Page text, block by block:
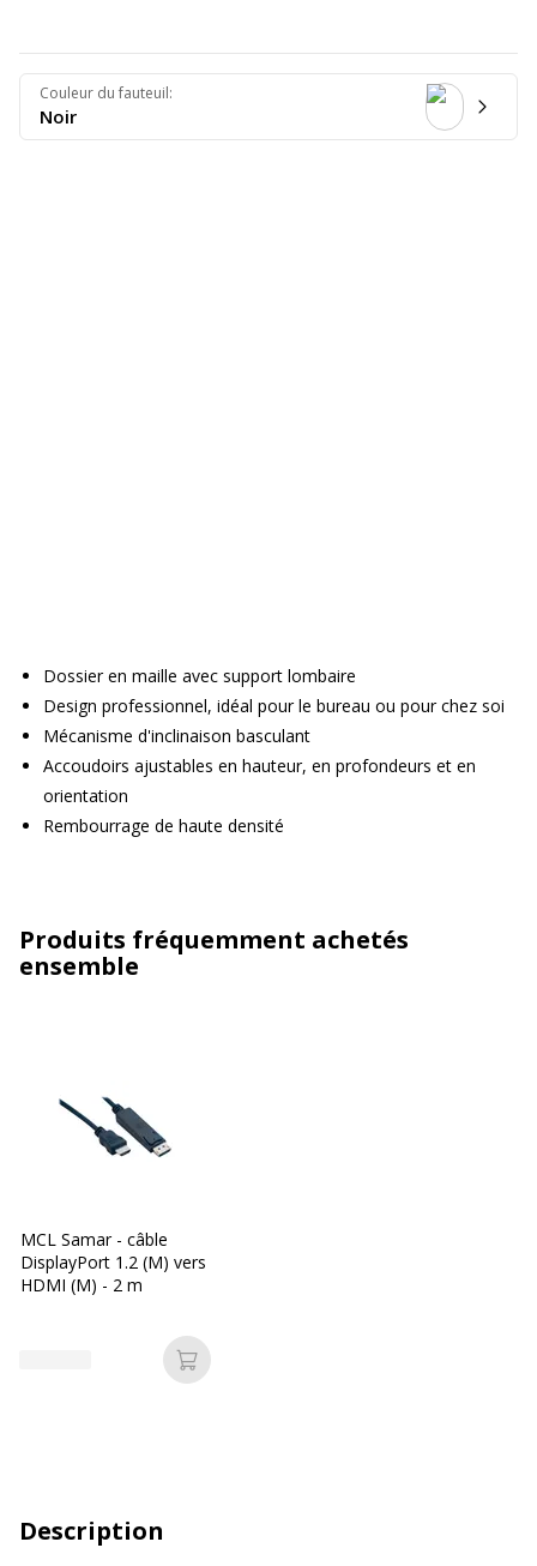
Couleur du fauteuil:
Noir
Dossier en maille avec support lombaire
Design professionnel, idéal pour le bureau ou pour chez soi
Mécanisme d'inclinaison basculant
Accoudoirs ajustables en hauteur, en profondeurs et en
orientation
Rembourrage de haute densité
Produits fréquemment achetés
ensemble
MCL Samar - câble
DisplayPort 1.2 (M) vers
HDMI (M) - 2 m
Ajouter au panier
Description